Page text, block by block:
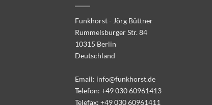
Funkhorst - Jörg Büttner
Rummelsburger Str. 84
10315 Berlin
Deutschland
Email: info@funkhorst.de
Telefon: +49 030 60961413
Telefax: +49 030 60961411